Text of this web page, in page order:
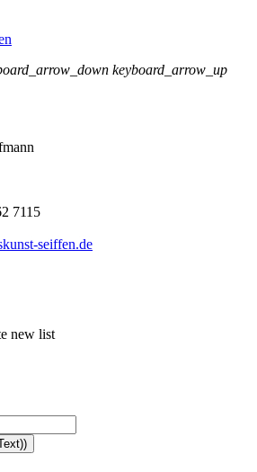
keyboard_arrow_up
7115
seiffen.de
new list